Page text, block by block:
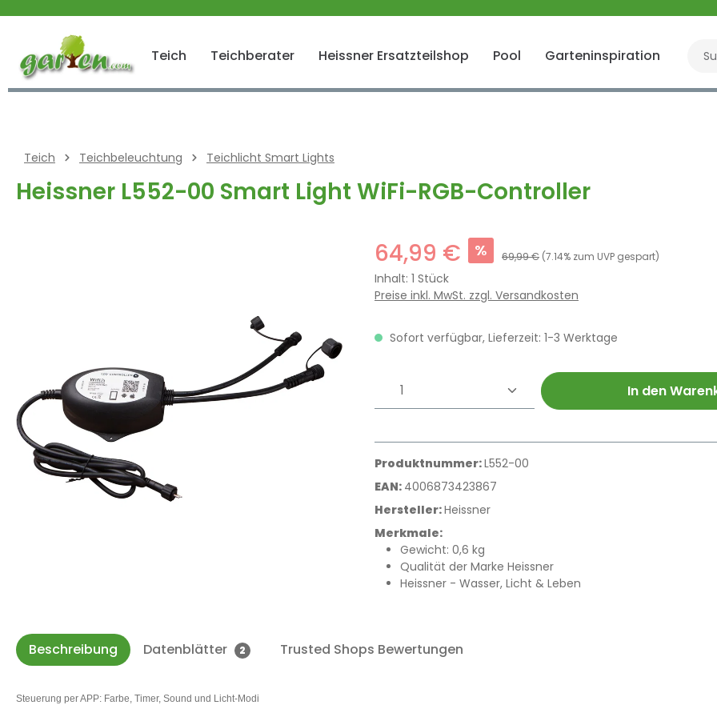
Zur Hauptnavigation springen
Teich Teichberater Heissner Ersatzteilshop Pool Garteninspiration
Teich Teichbeleuchtung Teichlicht Smart Lights
Heissner L552-00 Smart Light WiFi-RGB-Controller
64,99 € % 69,99 € (7.14% zum UVP gespart)
Inhalt: 1 Stück
Preise inkl. MwSt. zzgl. Versandkosten
Sofort verfügbar, Lieferzeit: 1-3 Werktage
Produkt Anzahl: Gib den In den
Produktnummer:L552-00
EAN: 4006873423867
Hersteller:Heissner
Merkmale:
Gewicht: 0,6 kg
Qualität der Marke Heissner
Heissner - Wasser, Licht & Leben
Beschreibung Datenblätter 2 Trusted Shops Bewertungen
Steuerung per APP: Farbe, Timer, Sound und Licht-Modi